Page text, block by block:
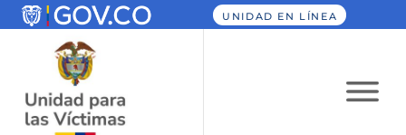
UNIDAD EN LÍNEA